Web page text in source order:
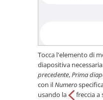
Tocca l'elemento di
diapositiva
precedente,Prima
con ilNumero
usando la
freccia a